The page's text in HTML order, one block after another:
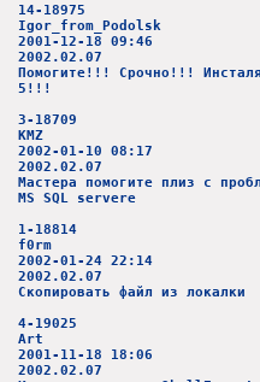
14-18975
Igor_from_Podolsk
2001-12-18 09:46
2002.02.07
Помогите!!! Срочно!!!
5!!!
3-18709
KMZ
2002-01-10 08:17
2002.02.07
Мастера помогите плиз с
MS SQL servere
1-18814
f0rm
2002-01-24 22:14
2002.02.07
Скопировать файл из локалки
4-19025
Art
2001-11-18 18:06
2002.02.07